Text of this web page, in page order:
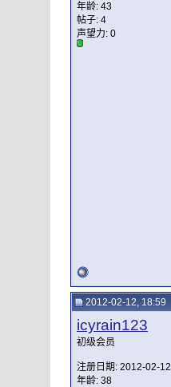
年龄: 43
帖子: 4
声望力: 0
2012-02-12, 18:59
icyrain123
初级会员
注册日期: 2012-02-12
年龄: 38